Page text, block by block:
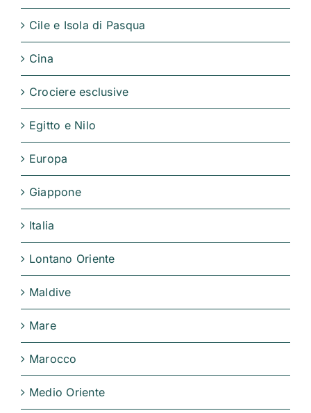
Cile e Isola di Pasqua
Cina
Crociere esclusive
Egitto e Nilo
Europa
Giappone
Italia
Lontano Oriente
Maldive
Mare
Marocco
Medio Oriente